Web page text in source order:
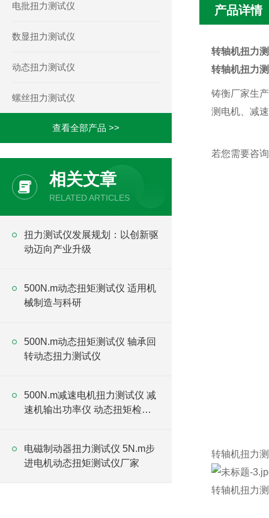
电批扭力测试仪
数显扭力测试仪
动态扭力测试仪
螺丝扭力测试仪
查看全部产品 >>
相关文章
RELATED ARTICLES
​扭力测试仪发展规划：以创新驱
动迈向产业升级
500N.m动态扭矩测试仪 适用机
械制造与科研
500N.m动态扭矩测试仪 轴承回
转动态扭力测试仪
500N.m减速电机扭力测试仪 减
速机输出功率仪 动态扭矩检测
电磁制动器扭力测试仪 5N.m步
进电机动态扭矩测试仪厂家
产品详情
转轴机扭力
转轴机扭力
铸衡厂家生
测电机、减
若您需要咨
转轴机扭力
转轴机扭力